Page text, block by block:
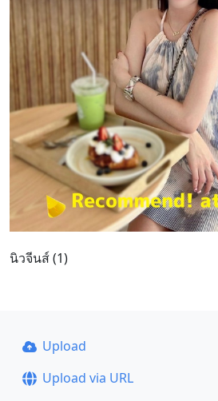
นิวจีนส์ (1)
Upload
Upload via URL